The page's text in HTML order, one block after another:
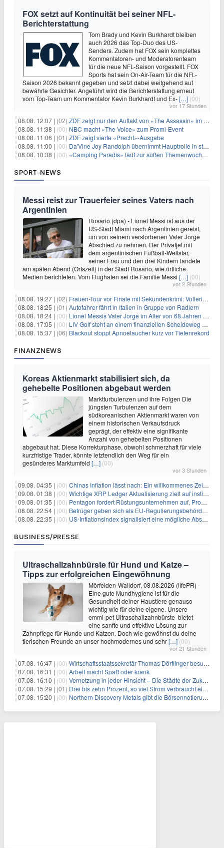
FOX setzt auf Kontinuität bei seiner NFL-
Berichterstattung
Tom Brady und Kevin Burkhardt bleiben
auch 2026 das Top-Duo des US-
Senders. Zudem hat FOX sein komplettes
Kommentatoren- und Moderatorenteam
für die neue NFL-Saison vorgestellt. FOX
Sports hat sein On-Air-Team für die NFL-
Saison 2026 bekannt gegeben und setzt dabei weitgehend auf
bewährte Gesichter. Angeführt wird die Berichterstattung erneut
vom Top-Team um Kommentator Kevin Burkhardt und Ex-[…] (00)
vor 17 Stunden
08.08. 12:07 | (02) ZDF zeigt nur den Auftakt von «The Assassin» im Fernsehen
08.08. 11:38 | (00) NBC macht «The Voice» zum Promi-Event
08.08. 11:06 | (01) ZDF zeigt vierte «Precht»-Ausgabe
08.08. 11:00 | (00) Da'Vine Joy Randolph übernimmt Hauptrolle in starbesetzter schwarzer Komödie
08.08. 10:38 | (00) «Camping Paradis» lädt zur süßen Themenwoche ein
SPORT-NEWS
Messi reist zur Trauerfeier seines Vaters nach
Argentinien
Rosario (dpa) - Lionel Messi ist aus der
US-Stadt Miami nach Argentinien gereist,
um von seinem verstorbenen Vater Jorge
Abschied zu nehmen. Der Privatjet mit
dem argentinischen Fußball-Weltstar,
seiner Frau und den drei Kindern landete
am späten Abend (Ortszeit) in der Stadt Rosario, wie örtliche
Medien berichteten. Vom Flughafen sei die Familie Messi […] (00)
vor 2 Stunden
08.08. 19:27 | (02) Frauen-Tour vor Finale mit Sekundenkrimi: Vollering in Gelb
08.08. 18:25 | (01) Autofahrer fährt in Italien in Gruppe von Radlern
08.08. 18:24 | (00) Lionel Messis Vater Jorge im Alter von 68 Jahren gestorben
08.08. 17:05 | (00) LIV Golf steht an einem finanziellen Scheideweg auf der Suche nach neuen Investitionen
08.08. 15:37 | (06) Blackout stoppt Apnoetaucher kurz vor Tiefenrekord
FINANZNEWS
Koreas Aktienmarkt stabilisiert sich, da
gehebelte Positionen abgebaut werden
Marktturbulenzen und ihre Folgen Die
jüngsten Turbulenzen auf dem
südkoreanischen Aktienmarkt waren von
einem historischen Verkaufsdruck
geprägt, der effektiv eine signifikante
Anzahl von gehebelten Positionen
abgebaut hat. Diese Korrekturphase, obwohl schmerzhaft für viele
kurzfristige Trader, könnte letztendlich den Weg für ein
gesünderes Marktumfeld […] (00)
vor 3 Stunden
09.08. 04:35 | (00) Chinas Inflation lässt nach: Ein willkommenes Zeichen für Investoren angesichts der Folgen des Öl-Schocks
09.08. 01:38 | (00) Wichtige XRP Ledger Aktualisierung zielt auf institutionelle Akzeptanz ab
09.08. 01:35 | (00) Pentagon fordert Rüstungsunternehmen auf, Produktion angesichts eskalierender globaler Spannungen zu steigern
08.08. 22:54 | (00) Betrüger geben sich als EU-Regulierungsbehörden aus, um Krypto-Nutzer nach MiCA-Deadline ins Visier zu nehmen
08.08. 22:35 | (00) US-Inflationsindex signalisiert eine mögliche Abschwächung der Inflationsdruck
BUSINESS/PRESSE
Ultraschallzahnbürste für Hund und Katze –
Tipps zur erfolgreichen Eingewöhnung
Mörfelden-Walldorf, 08.08.2026 (lifePR) -
Eine gute Mundhygiene ist für die
Gesundheit deiner Haustiere genauso
wichtig wie für deine eigene. Unsere
emmi-pet Ultraschallzahnbürste bietet
eine sanfte und effektive Lösung zur
Zahnpflege für Hunde und Katzen. Doch wie gewöhnst du deine
tierischen Freunde an unser hochmodernes und sehr[…] (00)
vor 21 Stunden
07.08. 16:47 | (00) Wirtschaftsstaatssekretär Thomas Dörflinger besucht Handwerksbetrieb im Kammerbezirk Freiburg
07.08. 16:31 | (00) Arbeit macht Spaß oder krank
07.08. 16:10 | (00) Vernetzung in jeder Hinsicht – Die Städte der Zukunft sind grün-blau
07.08. 15:29 | (01) Drei bis zehn Prozent, so viel Strom verbraucht ein Aufzug im Gebäude
07.08. 15:20 | (00) Northern Discovery Metals gibt die Börsennotierung an der Frankfurter Wertpapierbörse bekannt